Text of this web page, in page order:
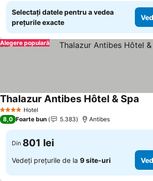
Selectați datele pentru a vedea
prețurile exacte
Alegere populară
4 Stele Hotel
Thalazur Antibes Hôtel & Spa
8,0 Foarte bun 5.383 Antibes
Din 801 lei
Vedeți prețurile de la 9 site-uri